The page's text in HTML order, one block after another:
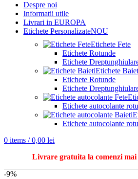
Despre noi
Informatii utile
Livrari in EUROPA
Etichete PersonalizateNOU
Etichete Fete
Etichete Rotunde
Etichete
Etichete
Etichete Rotunde
Etichete
Etichete autocolante
Etichete autocolante
0 items / 0,00 lei
Livrare gratuita la comenzi mai
-9%